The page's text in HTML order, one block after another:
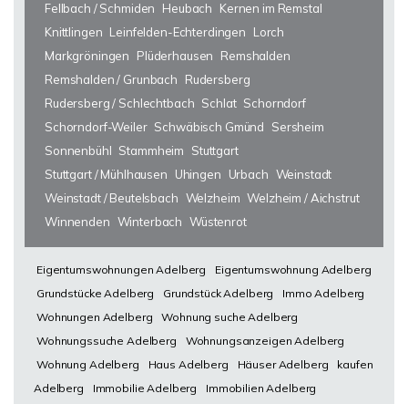
Fellbach / Schmiden
Heubach
Kernen im Remstal
Knittlingen Leinfelden-Echterdingen
Lorch
Markgröningen
Plüderhausen
Remshalden
Remshalden / Grunbach
Rudersberg
Rudersberg / Schlechtbach Schlat Schorndorf
Schorndorf-Weiler Schwäbisch Gmünd
Sersheim
Sonnenbühl Stammheim
Stuttgart
Stuttgart / Mühlhausen
Uhingen Urbach Weinstadt
Weinstadt / Beutelsbach Welzheim Welzheim / Aichstrut
Winnenden Winterbach Wüstenrot
Eigentumswohnungen Adelberg
Eigentumswohnung Adelberg
Grundstücke Adelberg
Grundstück Adelberg
Immo Adelberg
Wohnungen Adelberg
Wohnung suche Adelberg
Wohnungssuche Adelberg
Wohnungsanzeigen Adelberg
Wohnung Adelberg
Haus Adelberg Häuser Adelberg
kaufen
Adelberg
Immobilie Adelberg
Immobilien Adelberg